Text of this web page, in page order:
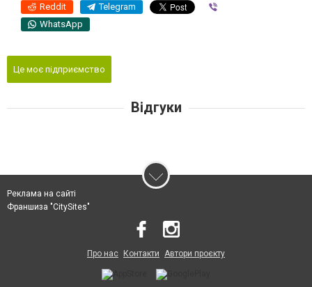
Reddit Telegram
WhatsApp
Це моє підприємство
Відгуки
Реклама на сайті
Франшиза "CitySites"
Про нас Контакти Автори проєкту